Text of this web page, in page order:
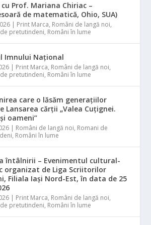
Prof. Mariana Chiriac –
de matematică, Ohio, SUA)
| Print Marca, Români de langă noi,
pretutindeni, Români în lume
Imnului Național
| Print Marca, Români de langă noi,
pretutindeni, Români în lume
care o lăsăm generațiilor
Lansarea cărții „Valea Cuțignei.
oameni”
| Români de langă noi, Romani de
, Români în lume
întâlnirii – Evenimentul cultural-
organizat de Liga Scriitorilor
Filiala Iași Nord-Est, în data de 25
| Print Marca, Români de langă noi,
pretutindeni, Români în lume